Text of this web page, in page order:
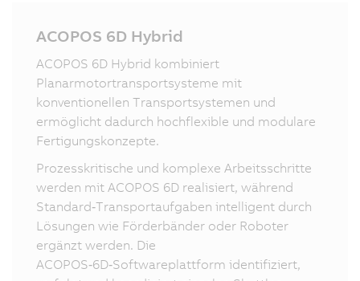
ACOPOS 6D Hybrid
ACOPOS 6D Hybrid kombiniert
Planarmotortransportsysteme mit
konventionellen Transportsystemen und
ermöglicht dadurch hochflexible und modulare
Fertigungskonzepte.
Prozesskritische und komplexe Arbeitsschritte
werden mit ACOPOS 6D realisiert, während
Standard‑Transportaufgaben intelligent durch
Lösungen wie Förderbänder oder Roboter
ergänzt werden. Die
ACOPOS‑6D‑Softwareplattform identifiziert,